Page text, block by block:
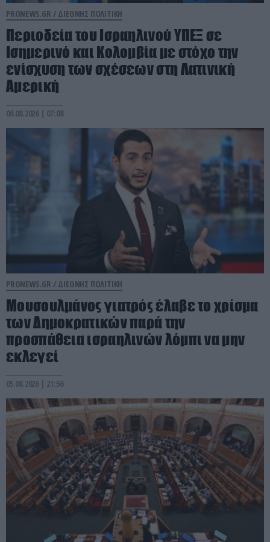
PRONEWS.GR / ΔΙΕΘΝΗΣ ΠΟΛΙΤΙΚΗ
Περιοδεία του Ισραηλινού ΥΠΕΞ σε
Ισημερινό και Κολομβία με στόχο την
ενίσχυση των σχέσεων στη Λατινική
Αμερική
06.08.2026 | 07:08
PRONEWS.GR / ΔΙΕΘΝΗΣ ΠΟΛΙΤΙΚΗ
Μουσουλμάνος γιατρός έλαβε το χρίσμα
των Δημοκρατικών παρά την
προσπάθεια ισραηλινών λόμπι να μην
εκλεγεί
05.08.2026 | 21:56